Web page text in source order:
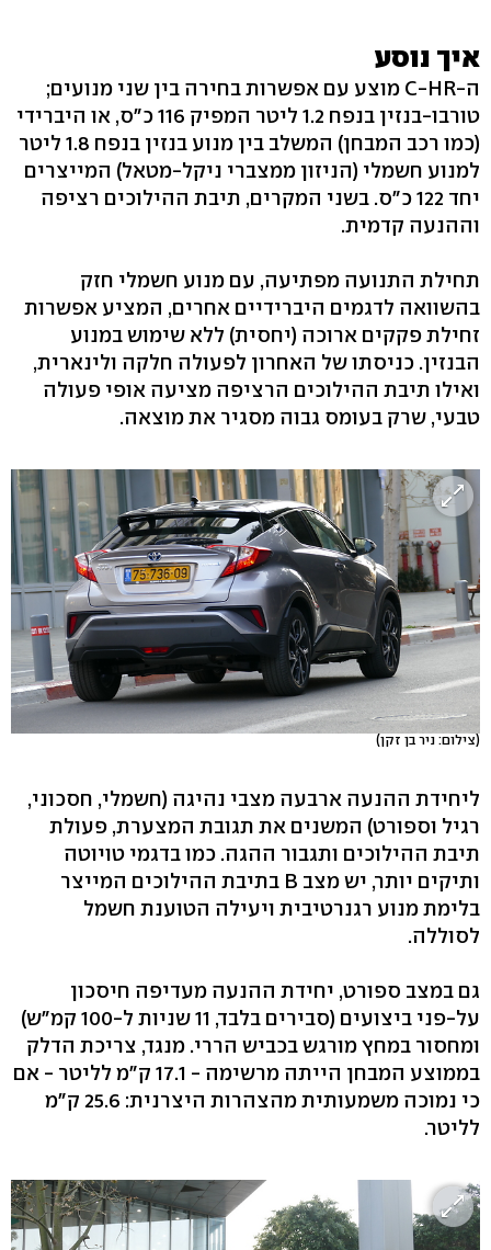
איך נוסע
ה-C-HR מוצע עם אפשרות בחירה בין שני מנועים;
טורבו-בנזין בנפח 1.2 ליטר המפיק 116 כ"ס, או היברידי
(כמו רכב המבחן) המשלב בין מנוע בנזין בנפח 1.8 ליטר
למנוע חשמלי (הניזון ממצברי ניקל-מטאל) המייצרים
יחד 122 כ"ס. בשני המקרים, תיבת ההילוכים רציפה
וההנעה קדמית.
תחילת התנועה מפתיעה, עם מנוע חשמלי חזק
בהשוואה לדגמים היברידיים אחרים, המציע אפשרות
זחילת פקקים ארוכה (יחסית) ללא שימוש במנוע
הבנזין. כניסתו של האחרון לפעולה חלקה ולינארית,
ואילו תיבת ההילוכים הרציפה מציעה אופי פעולה
טבעי, שרק בעומס גבוה מסגיר את מוצאה.
(צילום: ניר בן זקן)
ליחידת ההנעה ארבעה מצבי נהיגה (חשמלי, חסכוני,
רגיל וספורט) המשנים את תגובת המצערת, פעולת
תיבת ההילוכים ותגבור ההגה. כמו בדגמי טויוטה
ותיקים יותר, יש מצב B בתיבת ההילוכים המייצר
בלימת מנוע רגנרטיבית ויעילה הטוענת חשמל
לסוללה.
גם במצב ספורט, יחידת ההנעה מעדיפה חיסכון
על-פני ביצועים (סבירים בלבד, 11 שניות ל-100 קמ"ש)
ומחסור במחץ מורגש בכביש הררי. מנגד, צריכת הדלק
בממוצע המבחן הייתה מרשימה - 17.1 ק"מ לליטר - אם
כי נמוכה משמעותית מהצהרות היצרנית: 25.6 ק"מ
לליטר.